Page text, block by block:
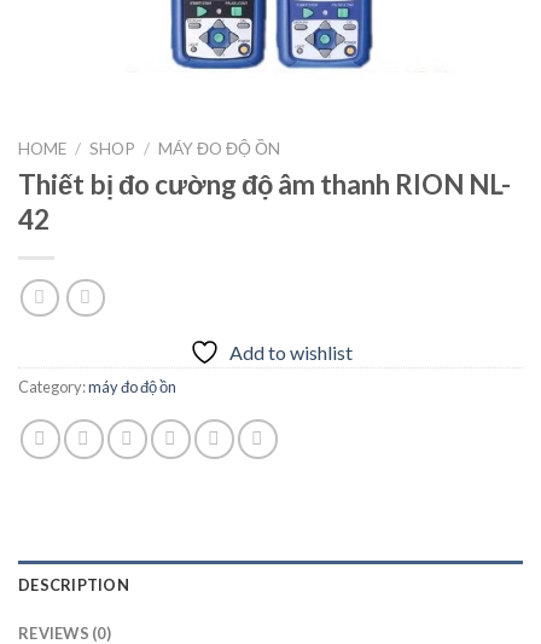
HOME / SHOP / MÁY ĐO ĐỘ ỒN
Thiết bị đo cường độ âm thanh RION NL-
42
Add to wishlist
Category:máy đo độ ồn
DESCRIPTION
REVIEWS (0)